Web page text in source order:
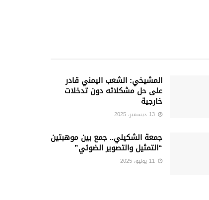
المشيخي: الشعب اليمني قادر
على حل مشكلاته دون تدخلات
خارجية
جمعة الشكيلي.. جمع بين موهبتين
“التمثيل والتصوير الضوئي”